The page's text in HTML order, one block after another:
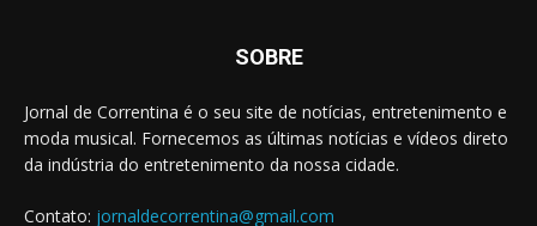
SOBRE
Jornal de Correntina é o seu site de notícias, entretenimento e
moda musical. Fornecemos as últimas notícias e vídeos direto
da indústria do entretenimento da nossa cidade.
Contato: jornaldecorrentina@gmail.com